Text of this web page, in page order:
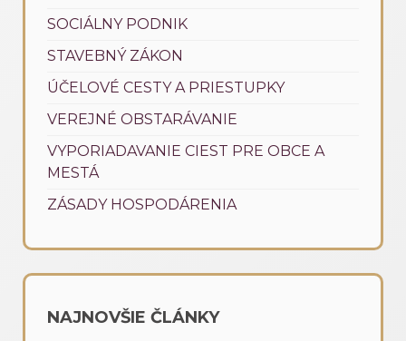
SOCIÁLNY PODNIK
STAVEBNÝ ZÁKON
ÚČELOVÉ CESTY A PRIESTUPKY
VEREJNÉ OBSTARÁVANIE
VYPORIADAVANIE CIEST PRE OBCE A
MESTÁ
ZÁSADY HOSPODÁRENIA
NAJNOVŠIE ČLÁNKY